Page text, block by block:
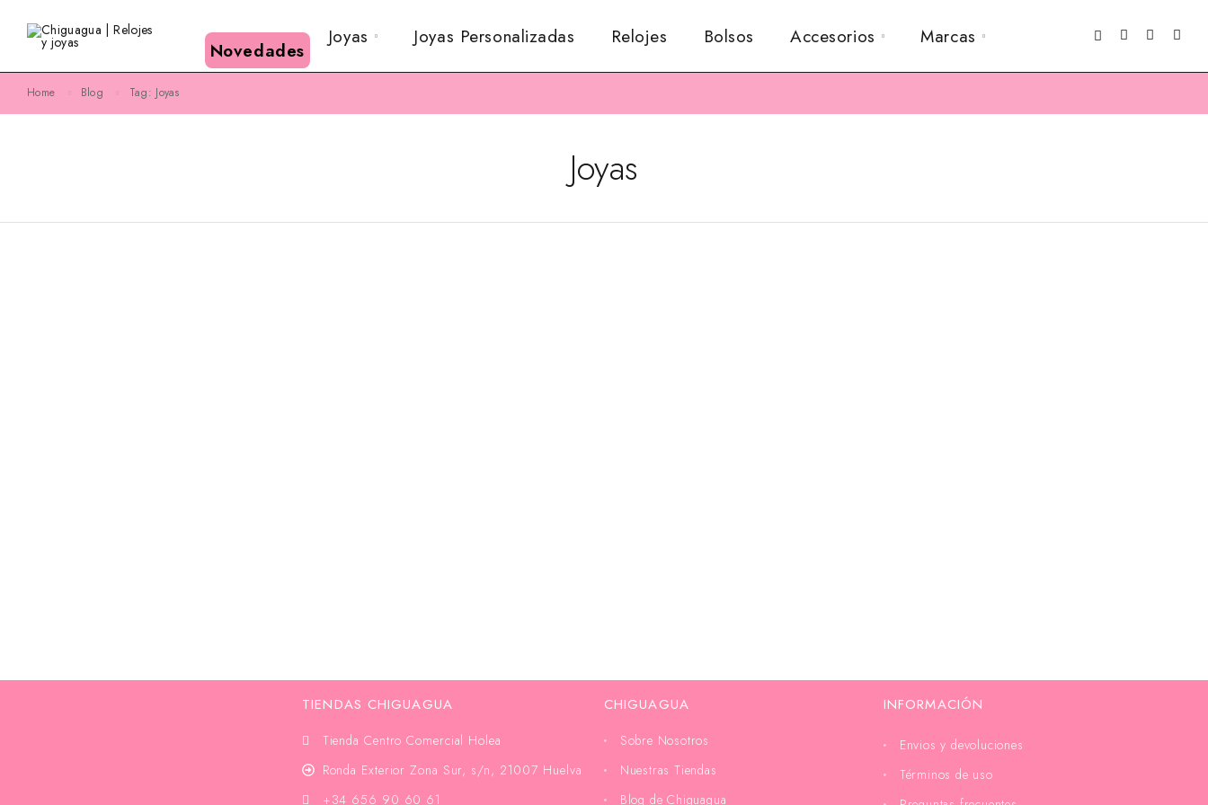
Novedades
Joyas Joyas Personalizadas Relojes Bolsos Accesorios Marcas
Home Blog Tag: Joyas
Joyas
TIENDAS CHIGUAGUA
Tienda Centro Comercial Holea
Ronda Exterior Zona Sur, s/n, 21007 Huelva
+34 656 90 60 61
CHIGUAGUA
Sobre Nosotros
Nuestras Tiendas
Blog de Chiguagua
INFORMACIÓN
Envios y devoluciones
Términos de uso